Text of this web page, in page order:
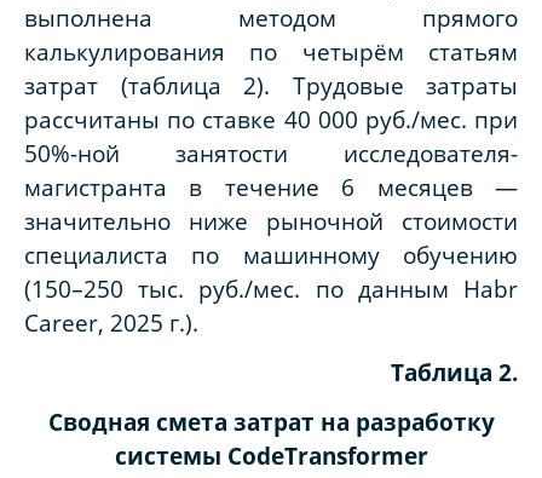
выполнена методом прямого
калькулирования по четырём статьям
затрат (таблица 2). Трудовые затраты
рассчитаны по ставке 40 000 руб./мес. при
50%-ной занятости исследователя-
магистранта в течение 6 месяцев —
значительно ниже рыночной стоимости
специалиста по машинному обучению
(150–250 тыс. руб./мес. по данным Habr
Career, 2025 г.).
Таблица 2.
Сводная смета затрат на разработку
системы CodeTransformer